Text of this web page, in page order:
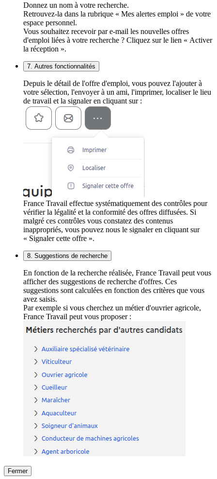
Donnez un nom à votre recherche.
Retrouvez-la dans la rubrique « Mes alertes emploi » de votre
espace personnel.
Vous souhaitez recevoir par e-mail les nouvelles offres
d'emploi liées à votre recherche ? Cliquez sur le lien « Activer
la réception ».
7. Autres fonctionnalités
Depuis le détail de l'offre d'emploi, vous pouvez l'ajouter à
votre sélection, l'envoyer à un ami, l'imprimer, localiser le lieu
de travail et la signaler en cliquant sur :
France Travail effectue systématiquement des contrôles pour
vérifier la légalité et la conformité des offres diffusées. Si
malgré ces contrôles vous constatez des contenus
inappropriés, vous pouvez nous le signaler en cliquant sur
« Signaler cette offre ».
8. Suggestions de recherche
En fonction de la recherche réalisée, France Travail peut vous
afficher des suggestions de recherche d'offres. Ces
suggestions sont calculées en fonction des critères que vous
avez saisis.
Par exemple si vous cherchez un métier d'ouvrier agricole,
France Travail peut vous proposer :
Fermer